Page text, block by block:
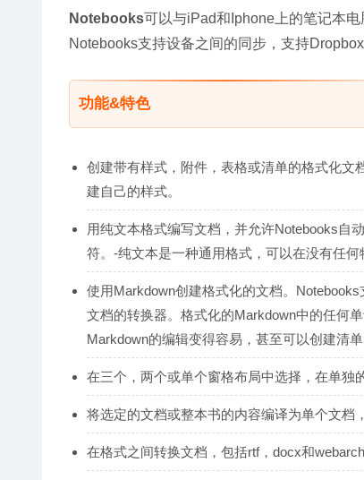
Notebooks可以与iPad和Iphone上的笔记本
Notebooks支持设备之间的同步，支持
功能&特色
创建带有样式，附件，表格或清单的格式化文
建自己的样式。
用纯文本格式编写文档，并允许Notebooks自
符。-纯文本是一种通用格式，可以在没有任何
使用Markdown创建格式化的文档。
文档的转换器。格式化的Markdown中的任何
Markdown的编辑变得容易，甚至可以创建清
在三个，两个或单个窗格布局中选择，在单独
将选定的文档或整本书的内容编译为单个文档
在格式之间转换文档，包括rtf，docx和